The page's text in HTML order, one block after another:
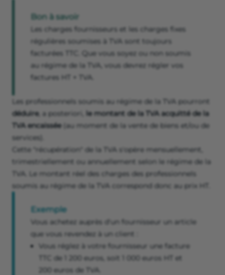
Bon à savoir
Les charges fournisseurs et les charges fixes
régulières soumises à TVA sont toujours
facturées TTC. Que vous soyez ou non soumis
au régime de la TVA, vous devrez régler vos
factures HT + TVA.
Les professionnels soumis au régime de la TVA pourront
déduire, a posteriori,
le montant de la TVA acquitté de la
TVA encaissée(au moment de la vente de biens et/ou de
services).
Cette "récupération" de la TVA s'opère mensuellement,
trimestriellement ou annuellement selon le régime de la
TVA. Le montant réel des charges des professionnels
soumis au régime de la TVA correspond donc au prix HT.
Exemple
Vous achetez auprès d'un fournisseur un article
que vous revendez à un client :
Vous réglez à votre fournisseur une facture
TTC de 1 200 euros, soit 1 000 euros HT et
200 euros de TVA.